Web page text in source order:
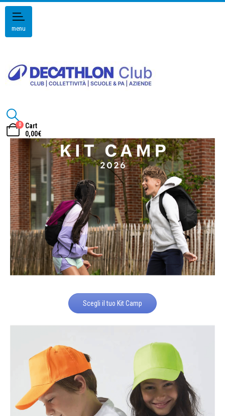
menu
0
Cart
0,00€
Scegli il tuo Kit Camp